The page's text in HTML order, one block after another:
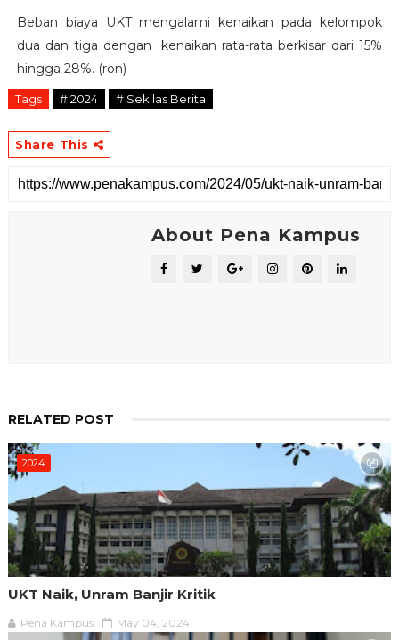
Beban biaya UKT mengalami kenaikan pada kelompok
dua dan tiga dengan kenaikan rata-rata berkisar dari 15%
hingga 28%. (ron)
Tags # 2024 # Sekilas Berita
Share This
About Pena Kampus
RELATED POST
2024
UKT Naik, Unram Banjir Kritik
Pena Kampus May 04, 2024